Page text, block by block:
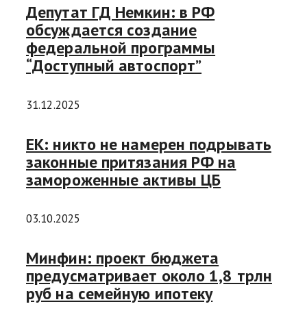
Депутат ГД Немкин: в РФ
обсуждается создание
федеральной программы
“Доступный автоспорт”
31.12.2025
ЕК: никто не намерен подрывать
законные притязания РФ на
замороженные активы ЦБ
03.10.2025
Минфин: проект бюджета
предусматривает около 1,8 трлн
руб на семейную ипотеку